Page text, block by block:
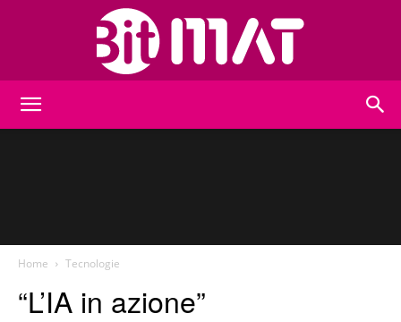
Home Tecnologie
“L’IA in azione”